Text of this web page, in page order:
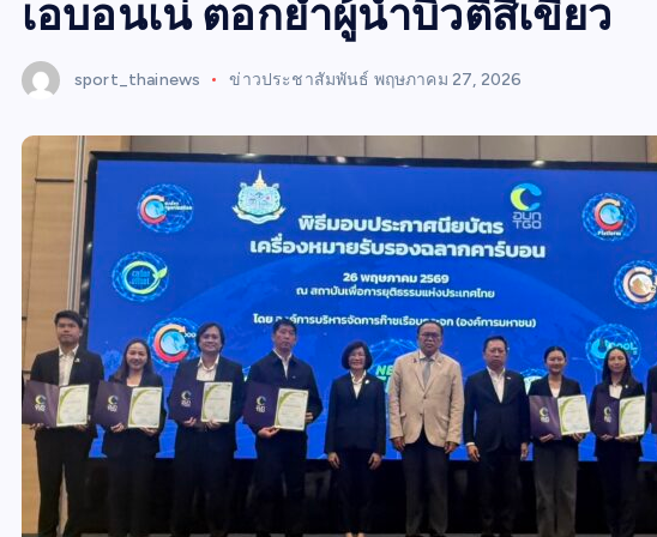
S
เอบอนเน่ ตอกย้ำผู้นำบิวตี้สีเขียว
sport_thainews ข่าวประชาสัมพันธ์ พฤษภาคม 27, 2026